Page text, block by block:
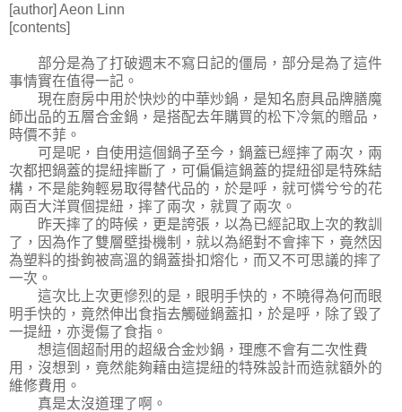
[author] Aeon Linn
[contents]
部分是為了打破週末不寫日記的僵局，部分是為了這件
事情實在值得一記。
現在廚房中用於快炒的中華炒鍋，是知名廚具品牌膳魔
師出品的五層合金鍋，是搭配去年購買的松下冷氣的贈品，
時價不菲。
可是呢，自使用這個鍋子至今，鍋蓋已經摔了兩次，兩
次都把鍋蓋的提紐摔斷了，可偏偏這鍋蓋的提紐卻是特殊結
構，不是能夠輕易取得替代品的，於是呼，就可憐兮兮的花
兩百大洋買個提紐，摔了兩次，就買了兩次。
昨天摔了的時候，更是誇張，以為已經記取上次的教訓
了，因為作了雙層壁掛機制，就以為絕對不會摔下，竟然因
為塑料的掛鉤被高溫的鍋蓋掛扣熔化，而又不可思議的摔了
一次。
這次比上次更慘烈的是，眼明手快的，不曉得為何而眼
明手快的，竟然伸出食指去觸碰鍋蓋扣，於是呼，除了毀了
一提紐，亦燙傷了食指。
想這個超耐用的超級合金炒鍋，理應不會有二次性費
用，沒想到，竟然能夠藉由這提紐的特殊設計而造就額外的
維修費用。
真是太沒道理了啊。